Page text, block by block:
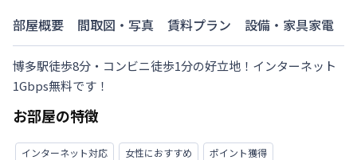
部屋概要 間取図・写真 賃料プラン 設備・家具家電
博多駅徒歩8分・コンビニ徒歩1分の好立地！インターネット
1Gbps無料です！
お部屋の特徴
インターネット対応 女性におすすめ
ポイント獲得